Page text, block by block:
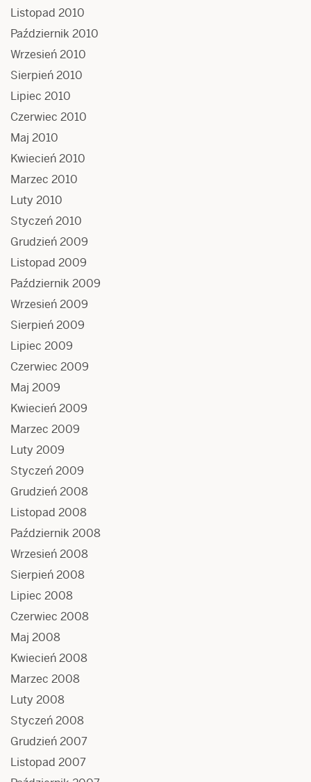
Listopad 2010
Październik 2010
Wrzesień 2010
Sierpień 2010
Lipiec 2010
Czerwiec 2010
Maj 2010
Kwiecień 2010
Marzec 2010
Luty 2010
Styczeń 2010
Grudzień 2009
Listopad 2009
Październik 2009
Wrzesień 2009
Sierpień 2009
Lipiec 2009
Czerwiec 2009
Maj 2009
Kwiecień 2009
Marzec 2009
Luty 2009
Styczeń 2009
Grudzień 2008
Listopad 2008
Październik 2008
Wrzesień 2008
Sierpień 2008
Lipiec 2008
Czerwiec 2008
Maj 2008
Kwiecień 2008
Marzec 2008
Luty 2008
Styczeń 2008
Grudzień 2007
Listopad 2007